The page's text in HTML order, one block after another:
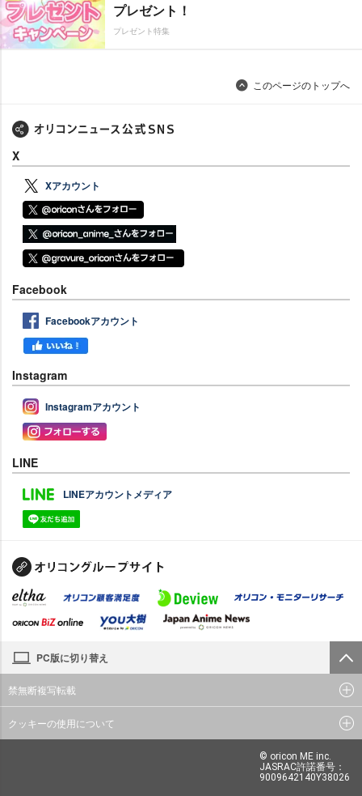
プレゼント！
プレゼント特集
このページのトップへ
X
Xアカウント
Facebook
Facebookアカウント
Instagram
Instagramアカウント
LINE
LINEアカウントメディア
PC版に切り替え
禁無断複写転載
クッキーの使用について
© oricon ME inc.
JASRAC許諾番号：
9009642140Y38026